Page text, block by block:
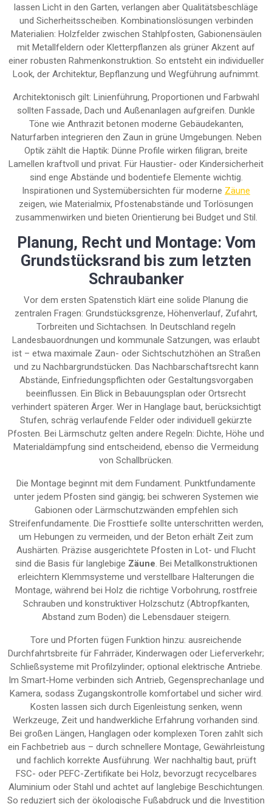
lassen Licht in den Garten, verlangen aber Qualitätsbeschläge
und Sicherheitsscheiben. Kombinationslösungen verbinden
Materialien: Holzfelder zwischen Stahlpfosten, Gabionensäulen
mit Metallfeldern oder Kletterpflanzen als grüner Akzent auf
einer robusten Rahmenkonstruktion. So entsteht ein individueller
Look, der Architektur, Bepflanzung und Wegführung aufnimmt.
Architektonisch gilt: Linienführung, Proportionen und Farbwahl
sollten Fassade, Dach und Außenanlagen aufgreifen. Dunkle
Töne wie Anthrazit betonen moderne Gebäudekanten,
Naturfarben integrieren den Zaun in grüne Umgebungen. Neben
Optik zählt die Haptik: Dünne Profile wirken filigran, breite
Lamellen kraftvoll und privat. Für Haustier- oder Kindersicherheit
sind enge Abstände und bodentiefe Elemente wichtig.
Inspirationen und Systemübersichten für moderne Zäune
zeigen, wie Materialmix, Pfostenabstände und Torlösungen
zusammenwirken und bieten Orientierung bei Budget und Stil.
Planung, Recht und Montage: Vom
Grundstücksrand bis zum letzten
Schraubanker
Vor dem ersten Spatenstich klärt eine solide Planung die
zentralen Fragen: Grundstücksgrenze, Höhenverlauf, Zufahrt,
Torbreiten und Sichtachsen. In Deutschland regeln
Landesbauordnungen und kommunale Satzungen, was erlaubt
ist – etwa maximale Zaun- oder Sichtschutzhöhen an Straßen
und zu Nachbargrundstücken. Das Nachbarschaftsrecht kann
Abstände, Einfriedungspflichten oder Gestaltungsvorgaben
beeinflussen. Ein Blick in Bebauungsplan oder Ortsrecht
verhindert späteren Ärger. Wer in Hanglage baut, berücksichtigt
Stufen, schräg verlaufende Felder oder individuell gekürzte
Pfosten. Bei Lärmschutz gelten andere Regeln: Dichte, Höhe und
Materialdämpfung sind entscheidend, ebenso die Vermeidung
von Schallbrücken.
Die Montage beginnt mit dem Fundament. Punktfundamente
unter jedem Pfosten sind gängig; bei schweren Systemen wie
Gabionen oder Lärmschutzwänden empfehlen sich
Streifenfundamente. Die Frosttiefe sollte unterschritten werden,
um Hebungen zu vermeiden, und der Beton erhält Zeit zum
Aushärten. Präzise ausgerichtete Pfosten in Lot- und Flucht
sind die Basis für langlebige Zäune. Bei Metallkonstruktionen
erleichtern Klemmsysteme und verstellbare Halterungen die
Montage, während bei Holz die richtige Vorbohrung, rostfreie
Schrauben und konstruktiver Holzschutz (Abtropfkanten,
Abstand zum Boden) die Lebensdauer steigern.
Tore und Pforten fügen Funktion hinzu: ausreichende
Durchfahrtsbreite für Fahrräder, Kinderwagen oder Lieferverkehr;
Schließsysteme mit Profilzylinder; optional elektrische Antriebe.
Im Smart-Home verbinden sich Antrieb, Gegensprechanlage und
Kamera, sodass Zugangskontrolle komfortabel und sicher wird.
Kosten lassen sich durch Eigenleistung senken, wenn
Werkzeuge, Zeit und handwerkliche Erfahrung vorhanden sind.
Bei großen Längen, Hanglagen oder komplexen Toren zahlt sich
ein Fachbetrieb aus – durch schnellere Montage, Gewährleistung
und fachlich korrekte Ausführung. Wer nachhaltig baut, prüft
FSC- oder PEFC-Zertifikate bei Holz, bevorzugt recycelbares
Aluminium oder Stahl und achtet auf langlebige Beschichtungen.
So reduziert sich der ökologische Fußabdruck und die Investition